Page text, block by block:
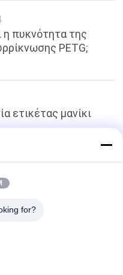
η πυκνότητα της
PETG;
ετικέτας μανίκι
for?